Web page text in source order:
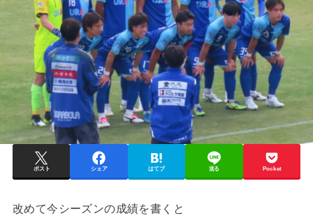
ポスト シェア はてブ 送る Pocket
改めて今シーズンの成績を書くと